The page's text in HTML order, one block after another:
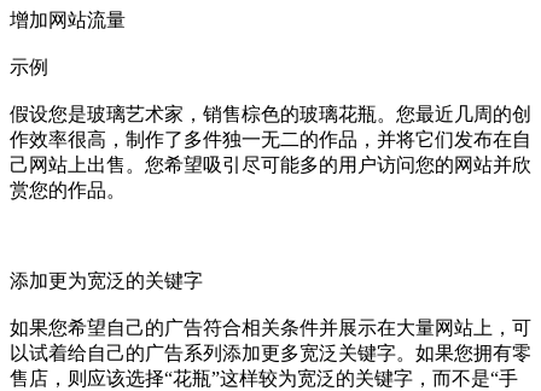
增加网站流量
示例
假设您是玻璃艺术家，销售棕色的玻璃花瓶。您最近几周的创
作效率很高，制作了多件独一无二的作品，并将它们发布在自
己网站上出售。您希望吸引尽可能多的用户访问您的网站并欣
赏您的作品。
添加更为宽泛的关键字
如果您希望自己的广告符合相关条件并展示在大量网站上，可
以试着给自己的广告系列添加更多宽泛关键字。如果您拥有零
售店，则应该选择“花瓶”这样较为宽泛的关键字，而不是“手